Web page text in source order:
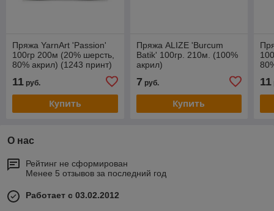
Пряжа YarnArt 'Passion'
100гр 200м (20% шерсть,
80% акрил) (1243 принт)
11 руб.
Купить
Пряжа ALIZE 'Burcum
Batik' 100гр. 210м. (100%
акрил)
7 руб.
Купить
11
О нас
Рейтинг не сформирован
Менее 5 отзывов за последний год
Работает с 03.02.2012